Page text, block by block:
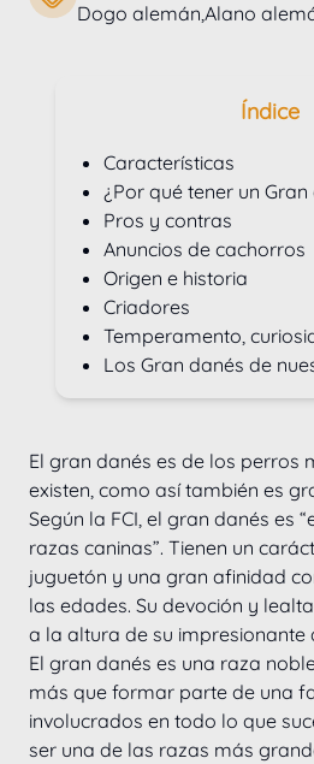
Dogo alemán,Alano
Índice
Características
¿Por qué tener un Gran
Pros y contras
Anuncios de cachorros
Origen e historia
Criadores
Temperamento,
Los Gran danés de
El gran danés es de los perros
existen, como así también es
Según la FCI, el gran danés es
razas caninas”. Tienen un
juguetón y una gran afinidad
las edades. Su devoción y
a la altura de su impresionante
El gran danés es una raza
más que formar parte de una
involucrados en todo lo que
ser una de las razas más